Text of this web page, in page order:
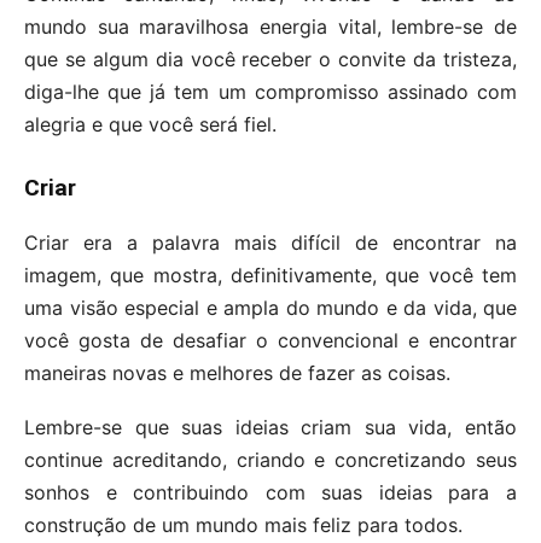
mundo sua maravilhosa energia vital, lembre-se de
que se algum dia você receber o convite da tristeza,
diga-lhe que já tem um compromisso assinado com
alegria e que você será fiel.
Criar
Criar era a palavra mais difícil de encontrar na
imagem, que mostra, definitivamente, que você tem
uma visão especial e ampla do mundo e da vida, que
você gosta de desafiar o convencional e encontrar
maneiras novas e melhores de fazer as coisas.
Lembre-se que suas ideias criam sua vida, então
continue acreditando, criando e concretizando seus
sonhos e contribuindo com suas ideias para a
construção de um mundo mais feliz para todos.